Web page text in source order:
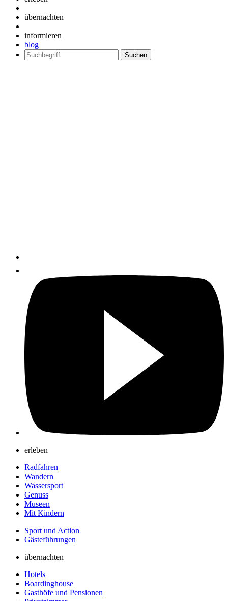
übernachten
informieren
blog
Suchen
nach:
erleben
Radfahren
Wandern
Wassersport
Genuss
Museen
Mit Kindern
Sport und Action
Gästeführungen
übernachten
Hotels
Boardinghouse
Gasthöfe und Pensionen